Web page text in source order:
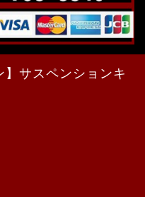
】サスペンションキ